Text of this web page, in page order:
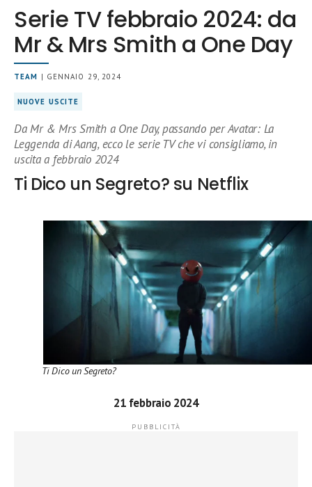
Serie TV febbraio 2024: da
Mr & Mrs Smith a One Day
TEAM | GENNAIO 29, 2024
NUOVE USCITE
Da Mr & Mrs Smith a One Day, passando per Avatar: La
Leggenda di Aang, ecco le serie TV che vi consigliamo, in
uscita a febbraio 2024
Ti Dico un Segreto? su Netflix
Ti Dico un Segreto?
21 febbraio 2024